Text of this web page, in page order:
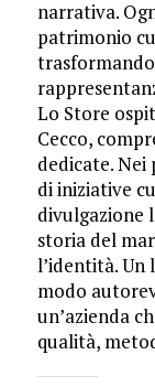
narrativa.
patrimonio
Lo Store
Cecco,
dedicate. Nei
di iniziative
divulgazione
storia del
l’identità. Un
modo
un’azienda
qualità,